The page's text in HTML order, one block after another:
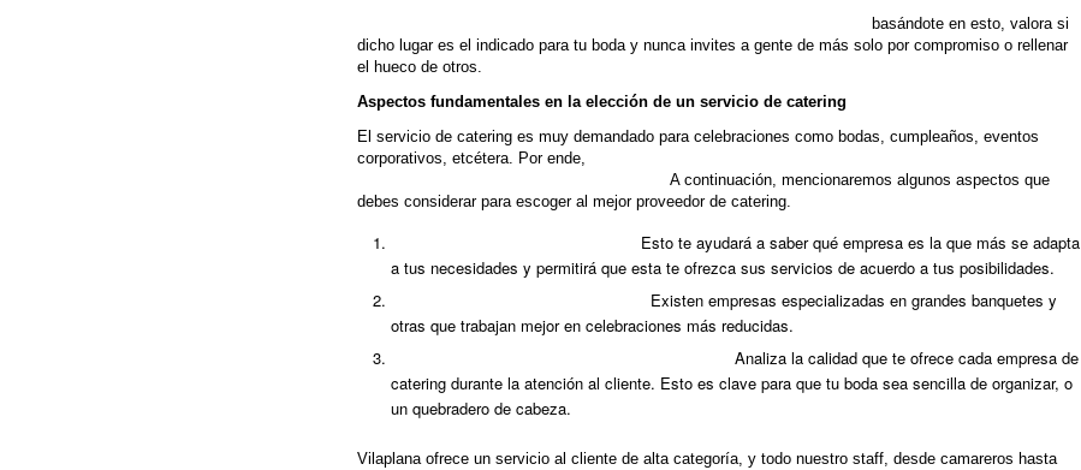
basándote en esto, valora si
dicho lugar es el indicado para tu boda y nunca invites a gente de más solo por compromiso o rellenar
el hueco de otros.
Aspectos fundamentales en la elección de un servicio de catering
El servicio de catering es muy demandado para celebraciones como bodas, cumpleaños, eventos
corporativos, etcétera. Por ende,
A continuación, mencionaremos algunos aspectos que
debes considerar para escoger al mejor proveedor de catering.
Esto te ayudará a saber qué empresa es la que más se adapta
a tus necesidades y permitirá que esta te ofrezca sus servicios de acuerdo a tus posibilidades.
Existen empresas especializadas en grandes banquetes y
otras que trabajan mejor en celebraciones más reducidas.
Analiza la calidad que te ofrece cada empresa de
catering durante la atención al cliente. Esto es clave para que tu boda sea sencilla de organizar, o
un quebradero de cabeza.
Vilaplana ofrece un servicio al cliente de alta categoría, y todo nuestro staff, desde camareros hasta